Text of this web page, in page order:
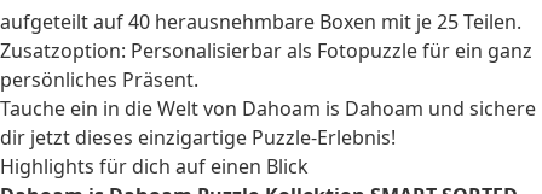
aufgeteilt auf 40 herausnehmbare Boxen mit je 25 Teilen.
Zusatzoption: Personalisierbar als Fotopuzzle für ein ganz
persönliches Präsent.
Tauche ein in die Welt von Dahoam is Dahoam und sichere
dir jetzt dieses einzigartige Puzzle-Erlebnis!
Highlights für dich auf einen Blick